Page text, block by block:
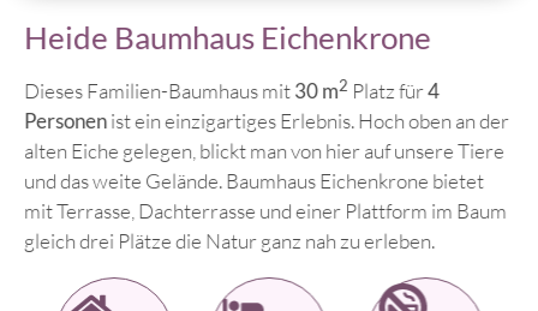
Heide Baumhaus Eichenkrone
Dieses Familien-Baumhaus mit30 m2 Platz für4
Personenist ein einzigartiges Erlebnis. Hoch oben an der
alten Eiche gelegen, blickt man von hier auf unsere Tiere
und das weite Gelände. Baumhaus Eichenkrone bietet
mit Terrasse, Dachterrasse und einer Plattform im Baum
gleich drei Plätze die Natur ganz nah zu erleben.